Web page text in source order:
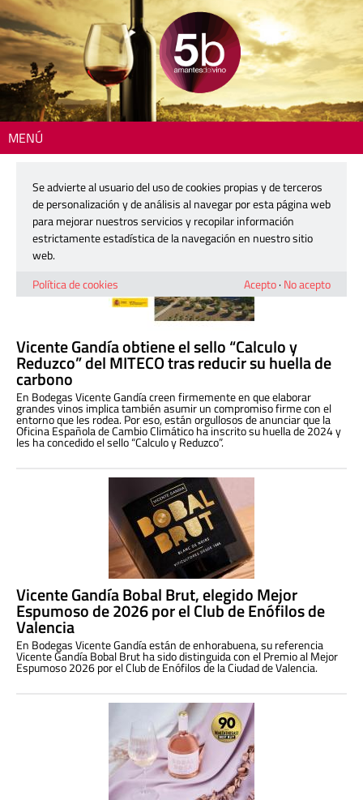
MENÚ
Resultados de búsqueda
Vicente Gandía obtiene el sello “Calculo y
Reduzco” del MITECO tras reducir su huella de
carbono
En Bodegas Vicente Gandía creen firmemente en que elaborar
grandes vinos implica también asumir un compromiso firme con el
entorno que les rodea. Por eso, están orgullosos de anunciar que la
Oficina Española de Cambio Climático ha inscrito su huella de 2024 y
les ha concedido el sello “Calculo y Reduzco”.
Vicente Gandía Bobal Brut, elegido Mejor
Espumoso de 2026 por el Club de Enófilos de
Valencia
En Bodegas Vicente Gandía están de enhorabuena, su referencia
Vicente Gandía Bobal Brut ha sido distinguida con el Premio al Mejor
Espumoso 2026 por el Club de Enófilos de la Ciudad de Valencia.
Se advierte al usuario del uso de cookies propias y de terceros
de personalización y de análisis al navegar por esta página web
para mejorar nuestros servicios y recopilar información
estrictamente estadística de la navegación en nuestro sitio
web.
Política de cookies
Acepto· No acepto